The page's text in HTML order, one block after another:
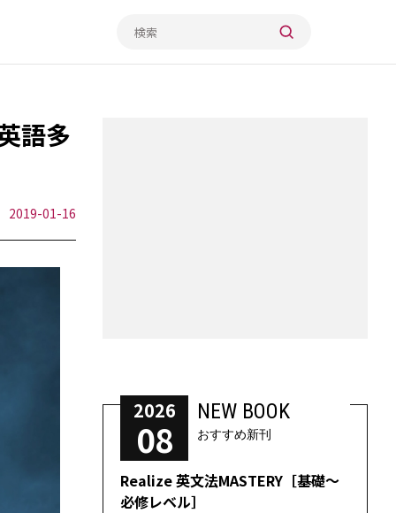
語多
2019-01-16
2026
08
NEW BOOK
おすすめ新刊
Realize 英文法MASTERY［基礎～
必修レベル］